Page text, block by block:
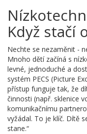
Když stačí
Nechte se nezaměnit -
Mnoho dětí začíná s
levné, jednoduché a
systém PECS (Picture
přístup funguje tak, že
činnosti (např. sklenice
komunikačnímu
vyžádal. To je klíč. Dítě
stane.“